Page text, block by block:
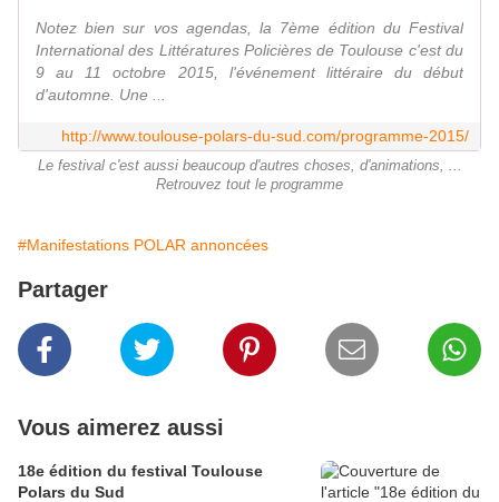
Notez bien sur vos agendas, la 7ème édition du Festival
International des Littératures Policières de Toulouse c'est du
9 au 11 octobre 2015, l'événement littéraire du début
d'automne. Une ...
http://www.toulouse-polars-du-sud.com/programme-2015/
Le festival c'est aussi beaucoup d'autres choses, d'animations, ...
Retrouvez tout le programme
#Manifestations POLAR annoncées
Partager
Vous aimerez aussi
18e édition du festival Toulouse
Polars du Sud